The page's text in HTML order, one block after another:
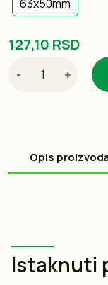
63x50mm
127,10 RSD
- +
Opis
Istaknuti